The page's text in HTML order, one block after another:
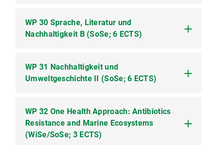
WP 28.2 Einführung in die Methoden der
quantitativen Sozialforschung (Tafelübung)
(Tafelübung; 2 SWS)
WP 29.1 Soziale Ungleichheit und Sozialpolitik
(Vorlesung) (Vorlesung; 2 SWS)
(Tafelübung) (Tafelübung; 2 SWS)
WP 30 Sprache, Literatur und
Nachhaltigkeit B (SoSe; 6 ECTS)
WP 30.1 Literatur- und
sprachwissenschaftliche Zugänge zu
WP 31 Nachhaltigkeit und
Umweltgeschichte II (SoSe; 6 ECTS)
WP 31.1 Paläobotanik 2 (Übung; 2 SWS)
WP 31.2 Tagesexkursion zu Paläobotanik 2
(Exkursion)
WP 32 One Health Approach: Antibiotics
Resistance and Marine Ecosystems
(WiSe/SoSe; 3 ECTS)